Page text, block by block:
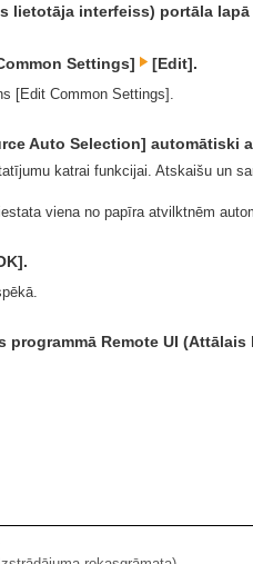
lietotāja interfeiss) portāla
Settings] [Edit].
[Edit Common Settings].
Auto Selection] automātiski
katrai funkcijai. Atskaišu un
viena no papīra atvilktnēm
programmā Remote UI